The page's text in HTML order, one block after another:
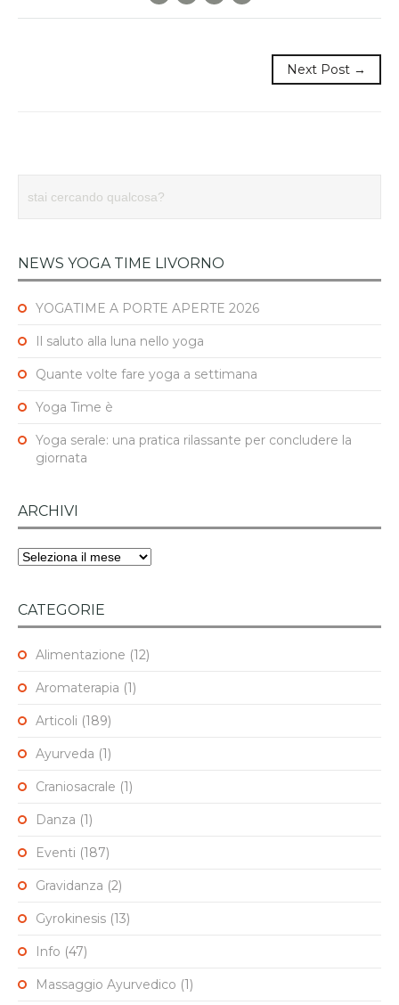
Next Post →
NEWS YOGA TIME LIVORNO
YOGATIME A PORTE APERTE 2026
Il saluto alla luna nello yoga
Quante volte fare yoga a settimana
Yoga Time è
Yoga serale: una pratica rilassante per concludere la
giornata
ARCHIVI
Archivi
CATEGORIE
Alimentazione (12)
Aromaterapia (1)
Articoli (189)
Ayurveda (1)
Craniosacrale (1)
Danza (1)
Eventi (187)
Gravidanza (2)
Gyrokinesis (13)
Info (47)
Massaggio Ayurvedico (1)